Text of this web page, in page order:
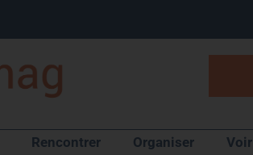
Rencontrer Organiser Voir